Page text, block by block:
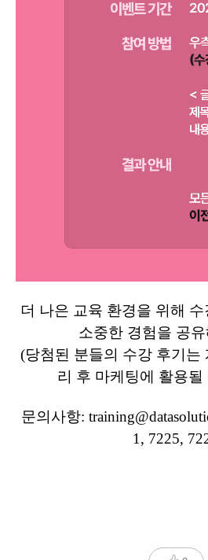
더 나은 교육 환경을 위해 수
소중한 경험을 공
(당첨된 분들의 수강 후기는
리 후 마케팅에 활용
문의사항:
1, 7225,